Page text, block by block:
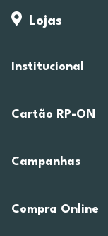
Lojas
Institucional
Cartão RP-ON
Campanhas
Compra Online